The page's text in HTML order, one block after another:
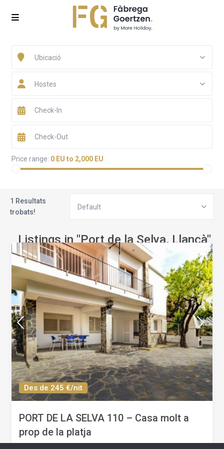
Ubicació
Hostes
Price range: 0 EU to 2,000 EU
1 Resultats
trobats!
Default
Listings in "Port de la Selva, Llançà"
Des de 245 €/nit
PORT DE LA SELVA 110 – Casa molt a
prop de la platja